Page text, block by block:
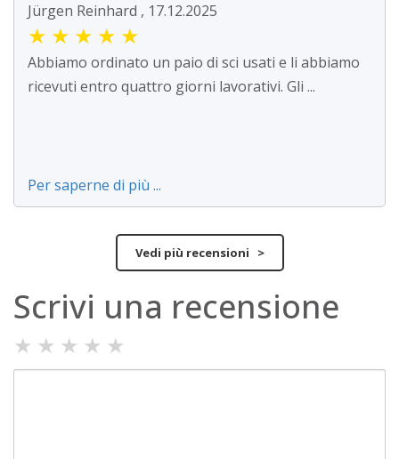
Jürgen Reinhard , 17.12.2025
★ ★ ★ ★ ★
Abbiamo ordinato un paio di sci usati e li abbiamo
ricevuti entro quattro giorni lavorativi. Gli ...
Per saperne di più ...
Vedi più recensioni >
Scrivi una recensione
★ ★ ★ ★ ★